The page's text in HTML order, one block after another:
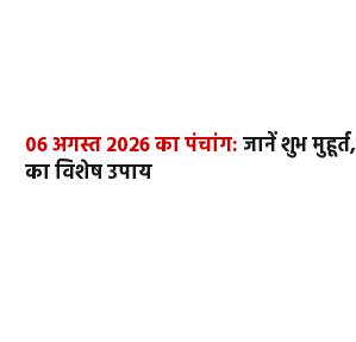
06 अगस्त 2026 का पंचांग:जानें शुभ
का विशेष उपाय